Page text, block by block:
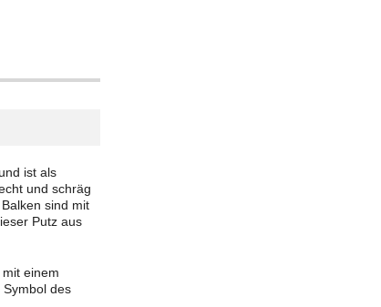
ist als
und schräg
sind mit
Putz aus
einem
des